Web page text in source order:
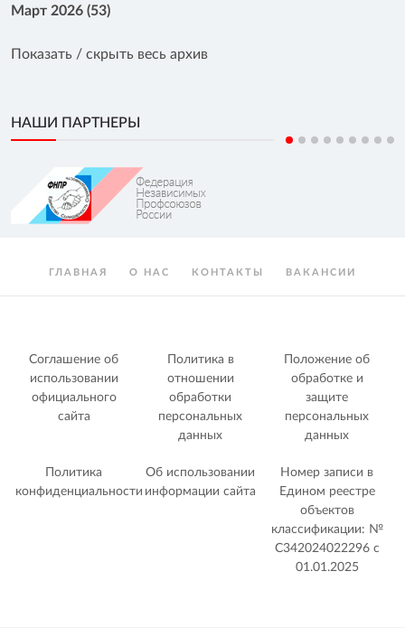
Март 2026 (53)
Показать / скрыть весь архив
НАШИ ПАРТНЕРЫ
ГЛАВНАЯ О НАС КОНТАКТЫ ВАКАНСИИ
Соглашение об
использовании
официального
сайта
Политика в
отношении
обработки
персональных
данных
Положение об
обработке и
защите
персональных
данных
Политика
конфиденциальности
Об использовании
информации сайта
Номер записи в
Едином реестре
объектов
классификации: №
С342024022296 c
01.01.2025